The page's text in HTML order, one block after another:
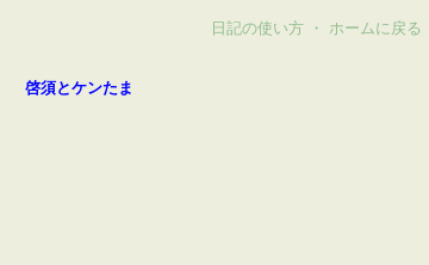
日記の使い方 ・ ホームに戻る
啓須とケンたま